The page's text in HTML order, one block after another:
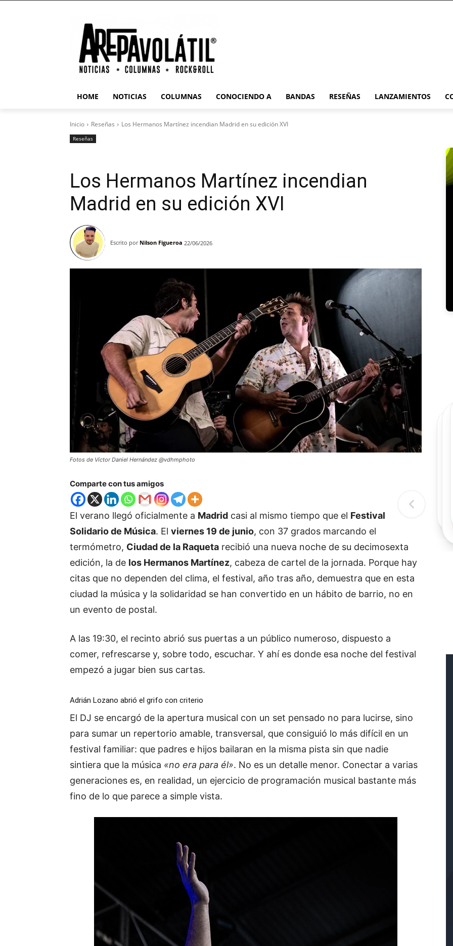
HOME NOTICIAS COLUMNAS CONOCIENDO A BANDAS RESEÑAS LANZAMIENTOS
Inicio Reseñas Los Hermanos Martínez incendian Madrid en su edición XVI
Reseñas
Los Hermanos Martínez incendian
Madrid en su edición XVI
Escrito por Nilson Figueroa 22/06/2026
Fotos de Víctor Daniel Hernández @vdhmphoto
Comparte con tus amigos
El verano llegó oficialmente a Madrid casi al mismo tiempo que el Festival
Solidario de Música. El viernes 19 de junio, con 37 grados marcando el
termómetro, Ciudad de la Raqueta recibió una nueva noche de su decimosexta
edición, la de los Hermanos Martínez, cabeza de cartel de la jornada. Porque hay
citas que no dependen del clima, el festival, año tras año, demuestra que en esta
ciudad la música y la solidaridad se han convertido en un hábito de barrio, no en
un evento de postal.
A las 19:30, el recinto abrió sus puertas a un público numeroso, dispuesto a
comer, refrescarse y, sobre todo, escuchar. Y ahí es donde esa noche del festival
empezó a jugar bien sus cartas.
Adrián Lozano abrió el grifo con criterio
El DJ se encargó de la apertura musical con un set pensado no para lucirse, sino
para sumar un repertorio amable, transversal, que consiguió lo más difícil en un
festival familiar: que padres e hijos bailaran en la misma pista sin que nadie
sintiera que la música «no era para él». No es un detalle menor. Conectar a varias
generaciones es, en realidad, un ejercicio de programación musical bastante más
fino de lo que parece a simple vista.